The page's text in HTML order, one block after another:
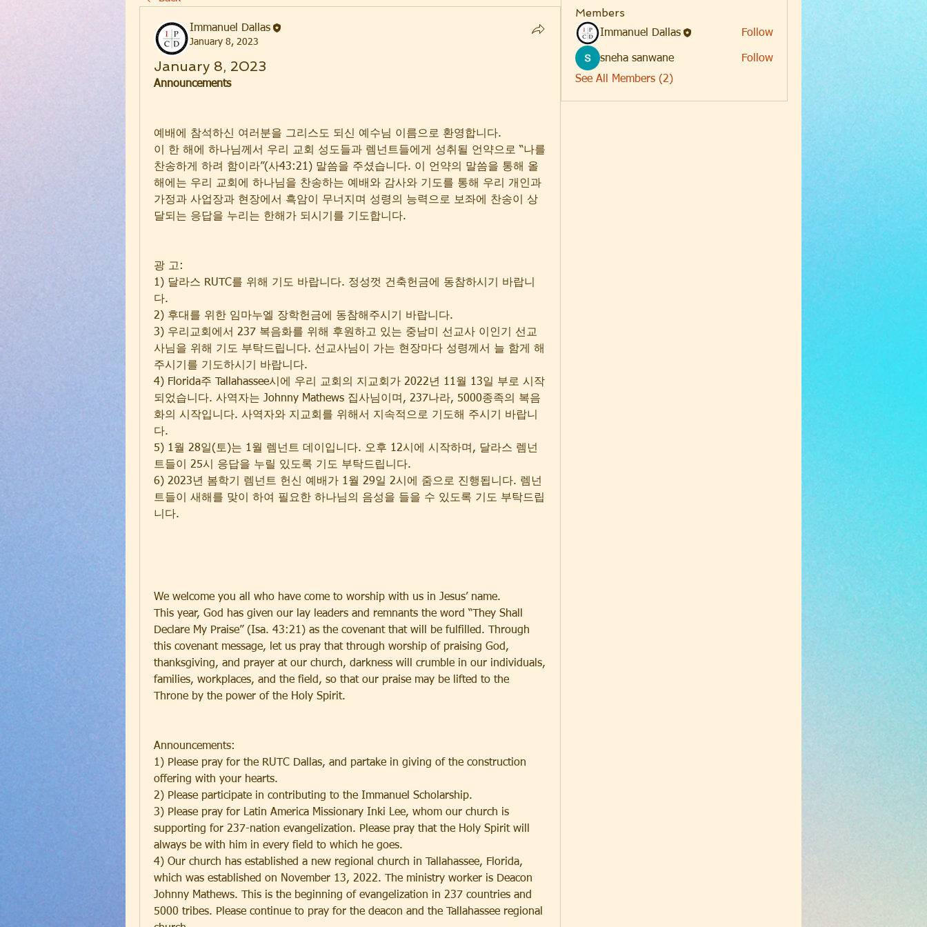
Immanuel Dallas
January 8, 2023
January 8, 2023
Announcements
예배에 참석하신 여러분을 그리스도 되신 예수님 이름으로 환영합니다.
이 한 해에 하나님께서 우리 교회 성도들과 렘넌트들에게 성취될 언약으로 “나를
찬송하게 하려 함이라”(사43:21) 말씀을 주셨습니다. 이 언약의 말씀을 통해 올
해에는 우리 교회에 하나님을 찬송하는 예배와 감사와 기도를 통해 우리 개인과
가정과 사업장과 현장에서 흑암이 무너지며 성령의 능력으로 보좌에 찬송이 상
달되는 응답을 누리는 한해가 되시기를 기도합니다.
광 고:
1) 달라스 RUTC를 위해 기도 바랍니다. 정성껏 건축헌금에 동참하시기 바랍니
다.
2) 후대를 위한 임마누엘 장학헌금에 동참해주시기 바랍니다.
3) 우리교회에서 237 복음화를 위해 후원하고 있는 중남미 선교사 이인기 선교
사님을 위해 기도 부탁드립니다. 선교사님이 가는 현장마다 성령께서 늘 함게 해
주시기를 기도하시기 바랍니다.
4) Florida주 Tallahassee시에 우리 교회의 지교회가 2022년 11월 13일 부로 시작
되었습니다. 사역자는 Johnny Mathews 집사님이며, 237나라, 5000종족의 복음
화의 시작입니다. 사역자와 지교회를 위해서 지속적으로 기도해 주시기 바랍니
다.
5) 1월 28일(토)는 1월 렘넌트 데이입니다. 오후 12시에 시작하며, 달라스 렘넌
트들이 25시 응답을 누릴 있도록 기도 부탁드립니다.
6) 2023년 봄학기 렘넌트 헌신 예배가 1월 29일 2시에 줌으로 진행됩니다. 렘넌
트들이 새해를 맞이 하여 필요한 하나님의 음성을 들을 수 있도록 기도 부탁드립
니다.
We welcome you all who have come to worship with us in Jesus’ name.
This year, God has given our lay leaders and remnants the word “They Shall
Declare My Praise” (Isa. 43:21) as the covenant that will be fulfilled. Through
this covenant message, let us pray that through worship of praising God,
thanksgiving, and prayer at our church, darkness will crumble in our individuals,
families, workplaces, and the field, so that our praise may be lifted to the
Throne by the power of the Holy Spirit.
Announcements:
1) Please pray for the RUTC Dallas, and partake in giving of the construction
offering with your hearts.
2) Please participate in contributing to the Immanuel Scholarship.
3) Please pray for Latin America Missionary Inki Lee, whom our church is
supporting for 237-nation evangelization. Please pray that the Holy Spirit will
always be with him in every field to which he goes.
4) Our church has established a new regional church in Tallahassee, Florida,
which was established on November 13, 2022. The ministry worker is Deacon
Johnny Mathews. This is the beginning of evangelization in 237 countries and
5000 tribes. Please continue to pray for the deacon and the Tallahassee regional
Members
Immanuel Dallas Follow
sneha sanwane
Follow
See All Members (2)